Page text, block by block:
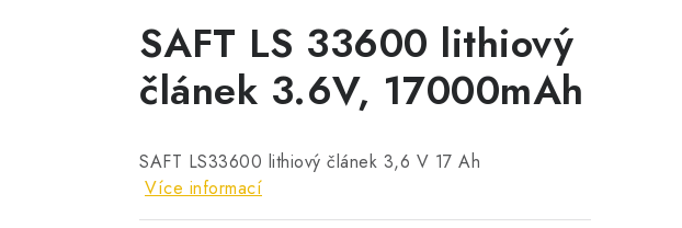
SAFT LS 33600 lithiový
článek 3.6V, 17000mAh
SAFT LS33600 lithiový článek 3,6 V 17 Ah
Více informací